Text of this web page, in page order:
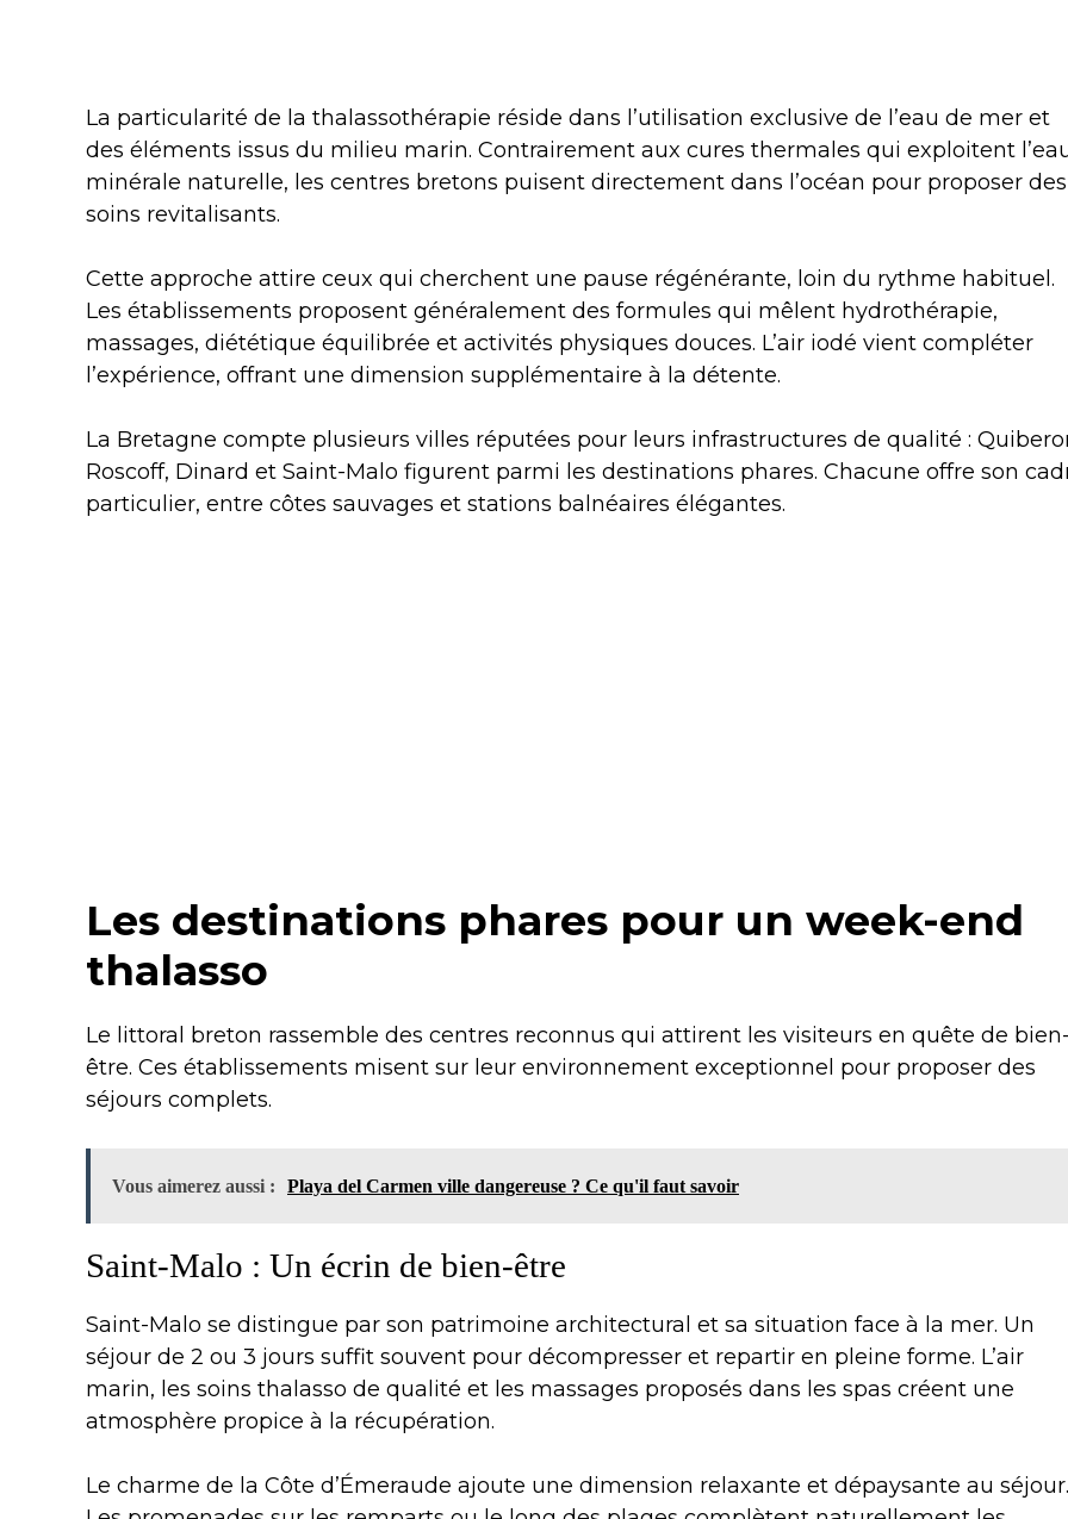
La particularité de la thalassothérapie réside dans l’utilisation exclusive de l’eau de mer et
des éléments issus du milieu marin. Contrairement aux cures thermales qui exploitent
minérale naturelle, les centres bretons puisent directement dans l’océan pour proposer des
soins revitalisants.
Cette approche attire ceux qui cherchent une pause régénérante, loin du rythme habituel.
Les établissements proposent généralement des formules qui mêlent hydrothérapie,
massages, diététique équilibrée et activités physiques douces. L’air iodé vient compléter
l’expérience, offrant une dimension supplémentaire à la détente.
La Bretagne compte plusieurs villes réputées pour leurs infrastructures de qualité :
Roscoff, Dinard et Saint-Malo figurent parmi les destinations phares. Chacune offre son
particulier, entre côtes sauvages et stations balnéaires élégantes.
Les destinations phares pour un week-end
thalasso
Le littoral breton rassemble des centres reconnus qui attirent les visiteurs en quête de
être. Ces établissements misent sur leur environnement exceptionnel pour proposer des
séjours complets.
Vous aimerez aussi : Playa del Carmen ville dangereuse ? Ce qu'il faut savoir
Saint-Malo : Un écrin de bien-être
Saint-Malo se distingue par son patrimoine architectural et sa situation face à la mer. Un
séjour de 2 ou 3 jours suffit souvent pour décompresser et repartir en pleine forme. L’air
marin, les soins thalasso de qualité et les massages proposés dans les spas créent une
atmosphère propice à la récupération.
Le charme de la Côte d’Émeraude ajoute une dimension relaxante et dépaysante au séjour.